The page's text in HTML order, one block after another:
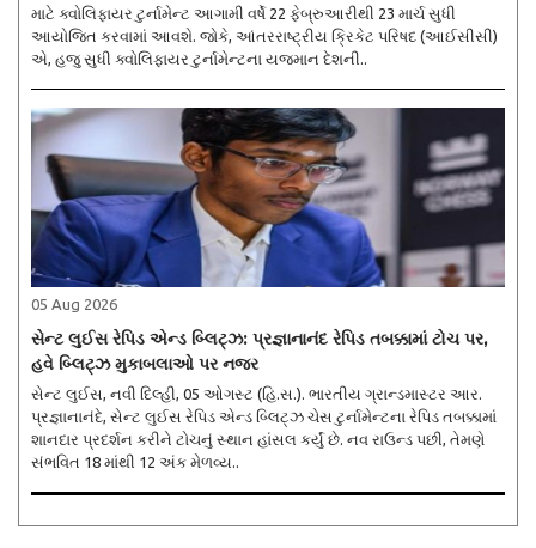
માટે ક્વોલિફાયર ટુર્નામેન્ટ આગામી વર્ષે 22 ફેબ્રુઆરીથી 23 માર્ચ સુધી
આયોજિત કરવામાં આવશે. જોકે, આંતરરાષ્ટ્રીય ક્રિકેટ પરિષદ (આઈસીસી)
એ, હજુ સુધી ક્વોલિફાયર ટુર્નામેન્ટના યજમાન દેશની..
05 Aug 2026
સેન્ટ લુઈસ રેપિડ એન્ડ બ્લિટ્ઝ: પ્રજ્ઞાનાનંદ રેપિડ તબક્કામાં ટોચ પર,
હવે બ્લિટ્ઝ મુકાબલાઓ પર નજર
સેન્ટ લુઈસ, નવી દિલ્હી, 05 ઓગસ્ટ (હિ.સ.). ભારતીય ગ્રાન્ડમાસ્ટર આર.
પ્રજ્ઞાનાનંદે, સેન્ટ લુઈસ રેપિડ એન્ડ બ્લિટ્ઝ ચેસ ટુર્નામેન્ટના રેપિડ તબક્કામાં
શાનદાર પ્રદર્શન કરીને ટોચનું સ્થાન હાંસલ કર્યું છે. નવ રાઉન્ડ પછી, તેમણે
સંભવિત 18 માંથી 12 અંક મેળવ્ય..